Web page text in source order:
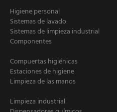
Higiene personal
Sistemas de lavado
Sistemas de limpieza industrial
Componentes
Compuertas higiénicas
Estaciones de higiene
Limpieza de las manos
Limpieza industrial